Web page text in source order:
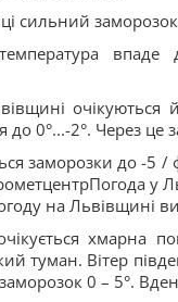
сильний
очікуються
до 0°...-2°. Через
заморозки до -5
у
на Львівщині
хмарна
туман. Вітер
0 – 5°.